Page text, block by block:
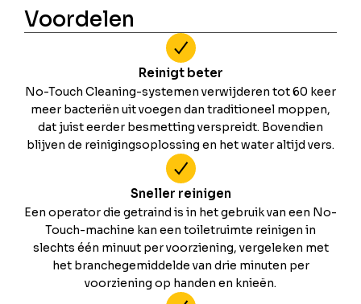
Voordelen
Reinigt beter
No-Touch Cleaning-systemen verwijderen tot 60 keer
meer bacteriën uit voegen dan traditioneel moppen,
dat juist eerder besmetting verspreidt. Bovendien
blijven de reinigingsoplossing en het water altijd vers.
Sneller reinigen
Een operator die getraind is in het gebruik van een No-
Touch-machine kan een toiletruimte reinigen in
slechts één minuut per voorziening, vergeleken met
het branchegemiddelde van drie minuten per
voorziening op handen en knieën.